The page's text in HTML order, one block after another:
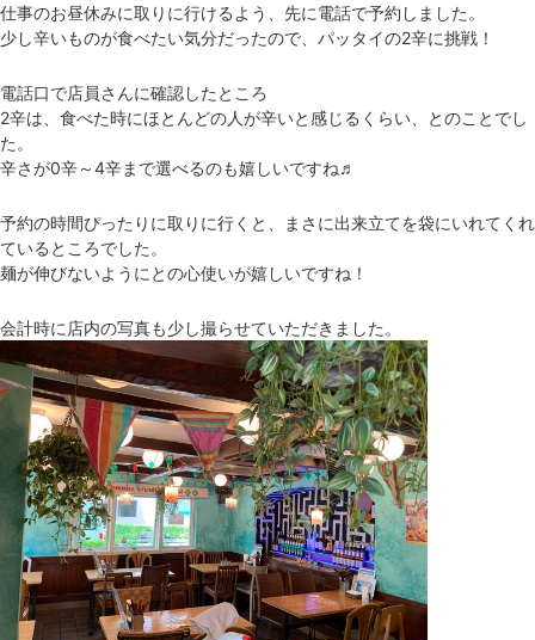
仕事のお昼休みに取りに行けるよう、先に電話で予約しました。
少し辛いものが食べたい気分だったので、パッタイの2辛に挑戦！
電話口で店員さんに確認したところ
2辛は、食べた時にほとんどの人が辛いと感じるくらい、とのことでし
た。
辛さが0辛～4辛まで選べるのも嬉しいですね♬
予約の時間ぴったりに取りに行くと、まさに出来立てを袋にいれてくれ
ているところでした。
麺が伸びないようにとの心使いが嬉しいですね！
会計時に店内の写真も少し撮らせていただきました。